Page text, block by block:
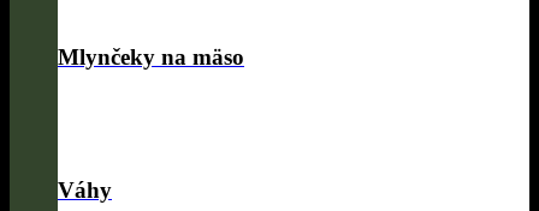
Mlynčeky na mäso
Váhy